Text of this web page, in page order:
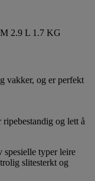
2.9 L 1.7 KG
vakker, og er perfekt
og lett å
spesielle typer leire
slitesterkt og